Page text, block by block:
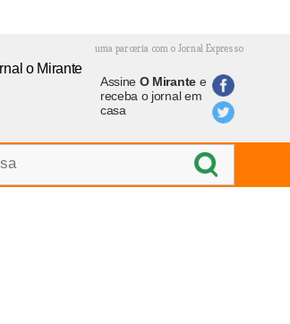
uma parceria com o Jornal Expresso
Assine O Mirantee
receba o jornal em
casa